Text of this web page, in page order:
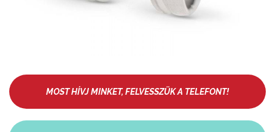
MOST HÍVJ MINKET, FELVESSZÜK A TELEFONT!